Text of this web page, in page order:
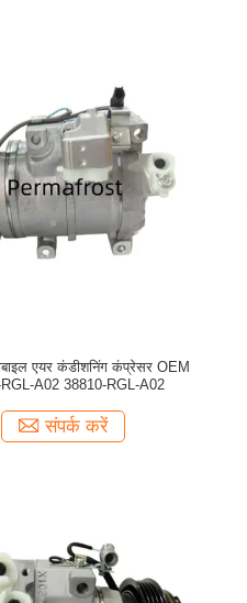
एयर कंडीशनिंग कंप्रेसर OEM
A02 38810-RGL-A02
संपर्क करें